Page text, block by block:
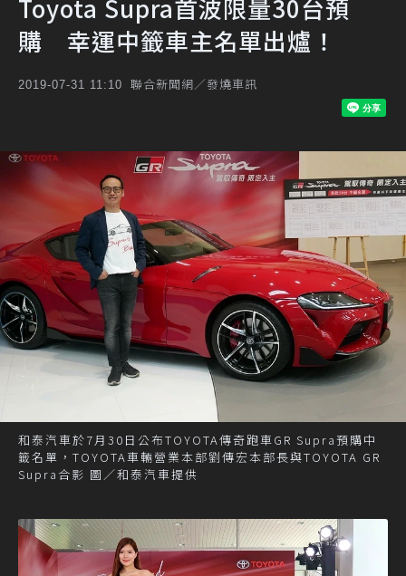
Toyota Supra首波限量30台預
購 幸運中籤車主名單出爐！
2019-07-31 11:10 聯合新聞網／發燒車訊
和泰汽車於7月30日公布TOYOTA傳奇跑車GR Supra預購中
籤名單，TOYOTA車輛營業本部劉傳宏本部長與TOYOTA GR
Supra合影 圖／和泰汽車提供